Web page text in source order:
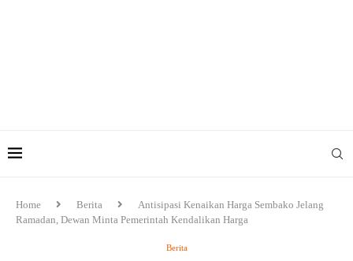
Home Berita
Antisipasi Kenaikan Harga Sembako Jelang
Ramadan, Dewan Minta Pemerintah Kendalikan Harga
Berita